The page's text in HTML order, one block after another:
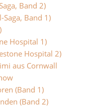
Band 2)
Saga, Band 1)
Hospital 1)
Hospital 2)
aus Cornwall
(Band 1)
(Band 2)